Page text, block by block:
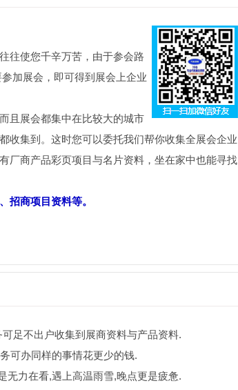
往使您千辛万苦，由于参会路
加展会，即可得到展会上企业
且展会都集中在比较大的城市
收集到。这时您可以委托我们帮你收集全展会企业
厂商产品彩页项目与名片资料，坐在家中也能寻找
招商项目资料等。
足不出户收集到展商资料与产品资料.
可办同样的事情花更少的钱.
无力在看,遇上高温雨雪,晚点更是疲惫.